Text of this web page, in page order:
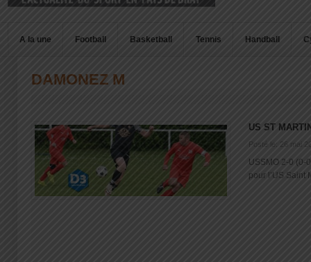
A la une Football Basketball Tennis Handball
DAMONEZ M
US ST
Posté le: 26 mai
USSMO 2-0 (0-
pour l’US Saint